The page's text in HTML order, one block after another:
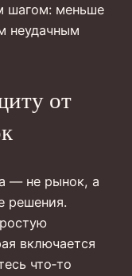
шагом: меньше
неудачным
от
— не рынок, а
решения.
включается
что‑то